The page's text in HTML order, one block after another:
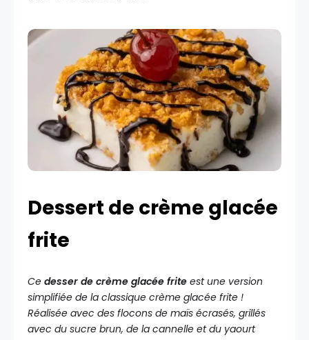
Dessert de crème glacée
frite
Ce desser de crème glacée frite est une version
simplifiée de la classique crème glacée frite !
Réalisée avec des flocons de maïs écrasés, grillés
avec du sucre brun, de la cannelle et du yaourt